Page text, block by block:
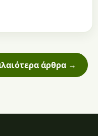
άρθρα →